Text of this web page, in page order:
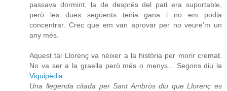
passava dormint, la de després del pati era suportable,
però les dues següents tenia gana i no em podia
concentrar. Crec que em van aprovar per no veure'm un
any més.
Aquest tal Llorenç va néixer a la història per morir cremat.
No va ser a la graella però més o menys... Segons diu la
Viquipèdia:
Una llegenda citada per Sant Ambròs diu que Llorenç es